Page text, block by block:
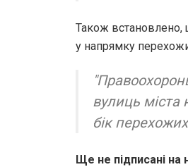
Також встановлено,
у напрямку
вулиць міста
бік
Ще не підписані на